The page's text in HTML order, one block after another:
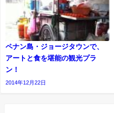
ペナン島・ジョージタウンで、
アートと食を堪能の観光プラ
ン！
2014年12月22日